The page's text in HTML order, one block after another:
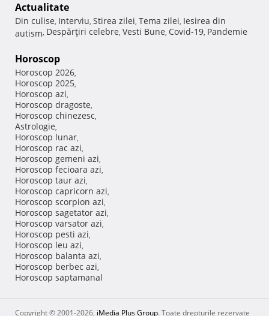
Actualitate
Din culise, Interviu, Stirea zilei, Tema zilei, Iesirea din
autism, Despărţiri celebre, Vesti Bune, Covid-19, Pandemie
Horoscop
Horoscop 2026,
Horoscop 2025,
Horoscop azi,
Horoscop dragoste,
Horoscop chinezesc,
Astrologie,
Horoscop lunar,
Horoscop rac azi,
Horoscop gemeni azi,
Horoscop fecioara azi,
Horoscop taur azi,
Horoscop capricorn azi,
Horoscop scorpion azi,
Horoscop sagetator azi,
Horoscop varsator azi,
Horoscop pesti azi,
Horoscop leu azi,
Horoscop balanta azi,
Horoscop berbec azi,
Horoscop saptamanal
Copyright © 2001-2026, iMedia Plus Group. Toate drepturile rezervate